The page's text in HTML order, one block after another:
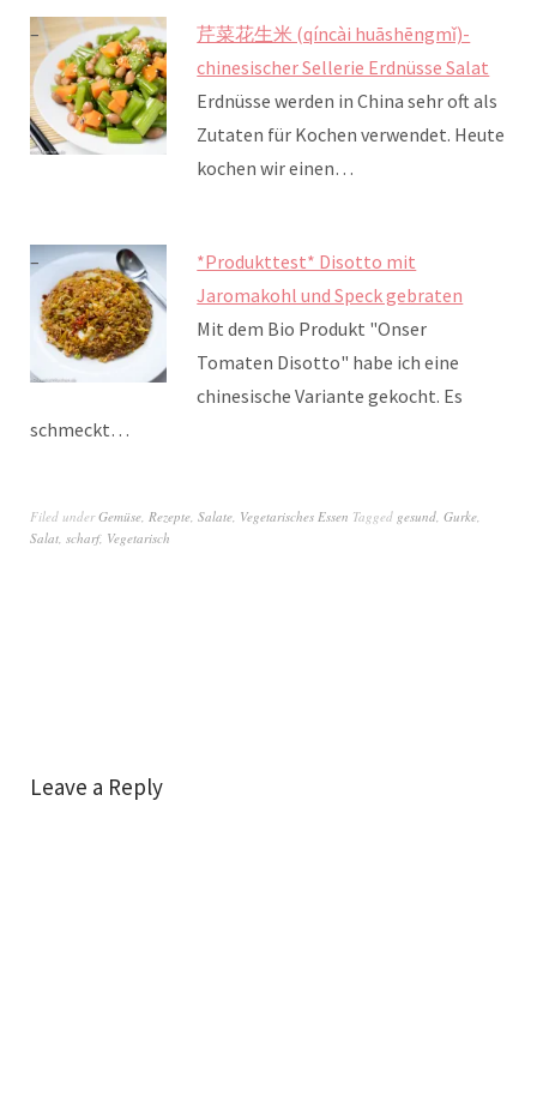
芹菜花生米 (qíncài huāshēngmǐ)-
chinesischer Sellerie Erdnüsse Salat
Erdnüsse werden in China sehr oft als
Zutaten für Kochen verwendet. Heute
kochen wir einen…
*Produkttest* Disotto mit
Jaromakohl und Speck gebraten
Mit dem Bio Produkt "Onser
Tomaten Disotto" habe ich eine
chinesische Variante gekocht. Es
schmeckt…
Filed underGemüse, Rezepte, Salate, Vegetarisches Essen Tagged gesund, Gurke,
Salat, scharf, Vegetarisch
Leave a Reply